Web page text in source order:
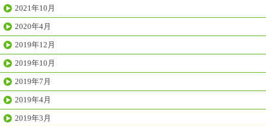
2021年10月
2020年4月
2019年12月
2019年10月
2019年7月
2019年4月
2019年3月